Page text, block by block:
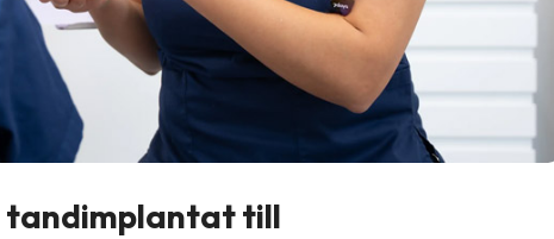
tandimplantat till